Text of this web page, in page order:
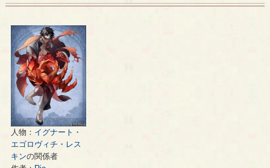
人物： イグナート・
エゴロヴィチ・レス
キンの関係者